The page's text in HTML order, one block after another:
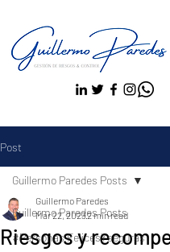
Post
Guillermo Paredes Posts
#Personas FelicesYseguras
Guillermo Paredes Posts
Riesgos y
Guillermo Paredes
Mar 22, 20232 min read